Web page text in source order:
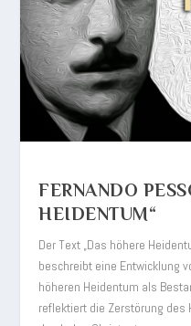
FERNANDO
HEIDENTUM“
Der Text „Das höhere
beschreibt eine Entwicklung
höheren Heidentum als
reflektiert die Zerstörung des